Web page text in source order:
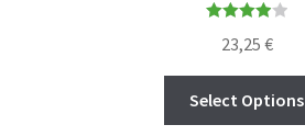
4.00out
of 5
23,25 €
Select Options